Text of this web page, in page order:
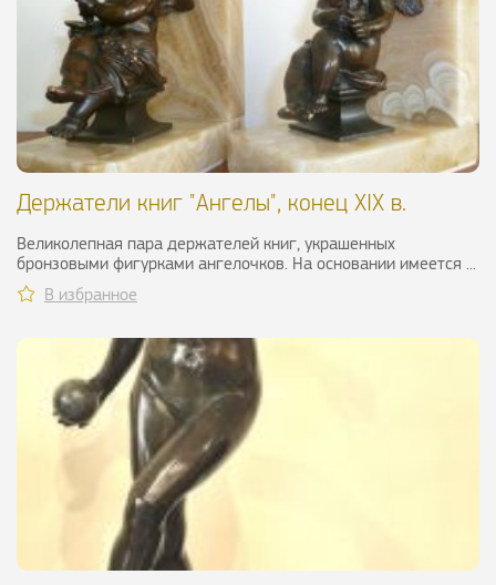
Держатели книг "Ангелы", конец XIX в.
Великолепная пара держателей книг, украшенных
бронзовыми фигурками ангелочков. На основании имеется ...
В избранное